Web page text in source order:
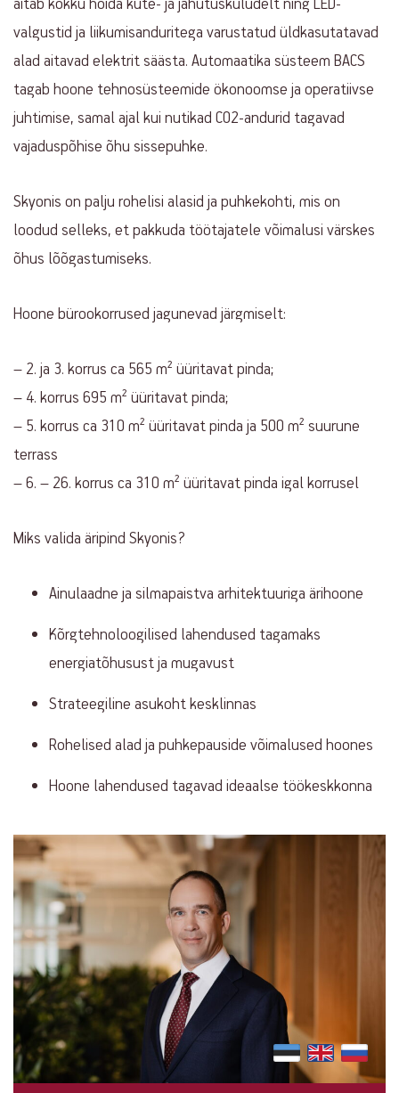
valgustid ja liikumisanduritega varustatud üldkasutatavad
alad aitavad elektrit säästa. Automaatika süsteem BACS
tagab hoone tehnosüsteemide ökonoomse ja operatiivse
juhtimise, samal ajal kui nutikad CO2-andurid tagavad
vajaduspõhise õhu sissepuhke.
Skyonis on palju rohelisi alasid ja puhkekohti, mis on
loodud selleks, et pakkuda töötajatele võimalusi värskes
õhus lõõgastumiseks.
Hoone bürookorrused jagunevad järgmiselt:
– 2. ja 3. korrus ca 565 m² üüritavat pinda;
– 4. korrus 695 m² üüritavat pinda;
– 5. korrus ca 310 m² üüritavat pinda ja 500 m² suurune
terrass
– 6. – 26. korrus ca 310 m² üüritavat pinda igal korrusel
Miks valida äripind Skyonis?
Ainulaadne ja silmapaistva arhitektuuriga ärihoone
Kõrgtehnoloogilised lahendused tagamaks
energiatõhusust ja mugavust
Strateegiline asukoht kesklinnas
Rohelised alad ja puhkepauside võimalused hoones
Hoone lahendused tagavad ideaalse töökeskkonna
Contact
info